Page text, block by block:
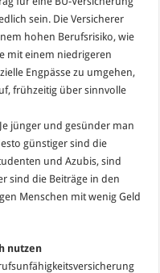
sein. Die Versicherer
hohen Berufsrisiko, wie
mit einem niedrigeren
Engpässe zu umgehen,
frühzeitig über sinnvolle
jünger und gesünder man
günstiger sind die
und Azubis, sind
sind die Beiträge in den
Menschen mit wenig Geld
nutzen